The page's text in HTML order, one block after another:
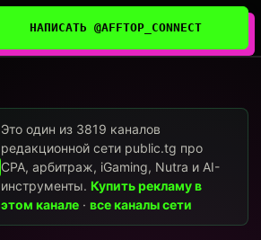
НАПИСАТЬ @AFFTOP_CONNECT
Это один из 3819 каналов
редакционной сети public.tg про
CPA, арбитраж, iGaming, Nutra и AI-
инструменты.Купить рекламу в
этом канале ·все каналы сети